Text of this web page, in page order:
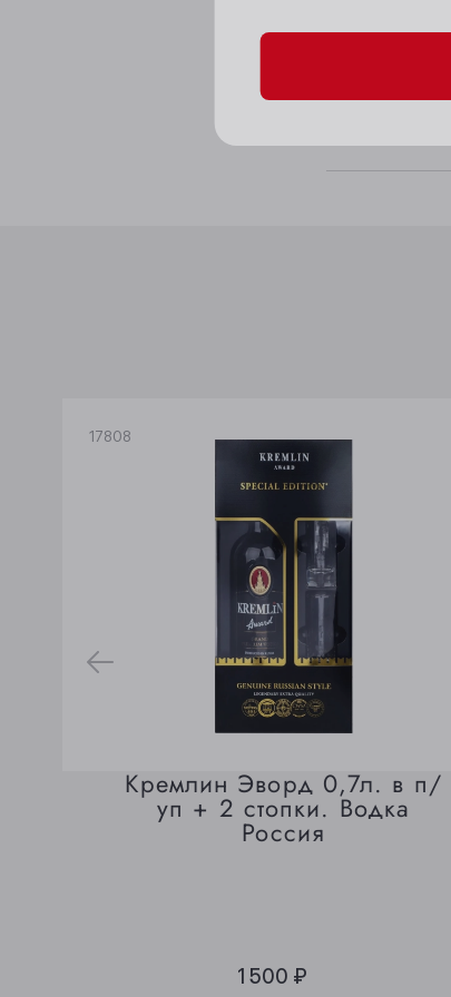
Аромат:
17808
Кремлин Эворд 0,7л. в п/
уп + 2 стопки. Водка
Россия
1 500 ₽